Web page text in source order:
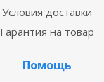
Условия доставки
Гарантия на товар
Помощь